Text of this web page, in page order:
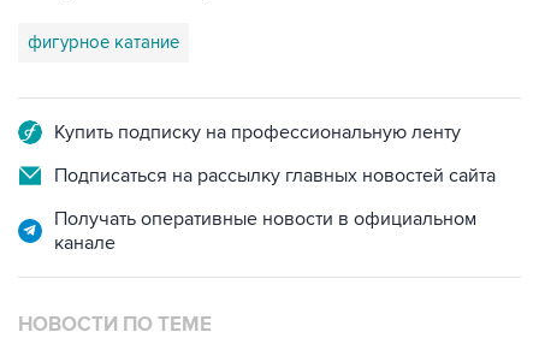
фигурное катание
Купить подписку на профессиональную ленту
Подписаться на рассылку главных новостей сайта
Получать оперативные новости в официальном
канале
НОВОСТИ ПО ТЕМЕ